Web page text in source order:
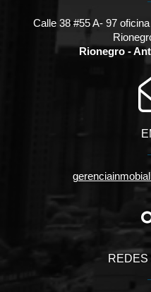
Calle 38 #55 A- 97
Rionegro -
REDES